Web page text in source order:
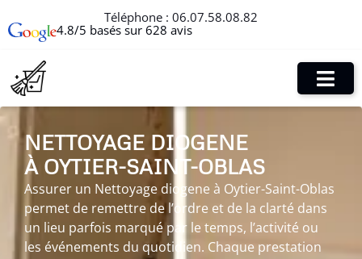
Téléphone : 06.07.58.08.82
4.8/5 basés sur 628 avis
NETTOYAGE DIOGENE
À OYTIER-SAINT-OBLAS
Assurer un Nettoyage diogene à Oytier-Saint-Oblas
permet de remettre de l’ordre et de la clarté dans
un lieu parfois marqué par le temps, l’activité ou
les événements du quotidien. Chaque prestation